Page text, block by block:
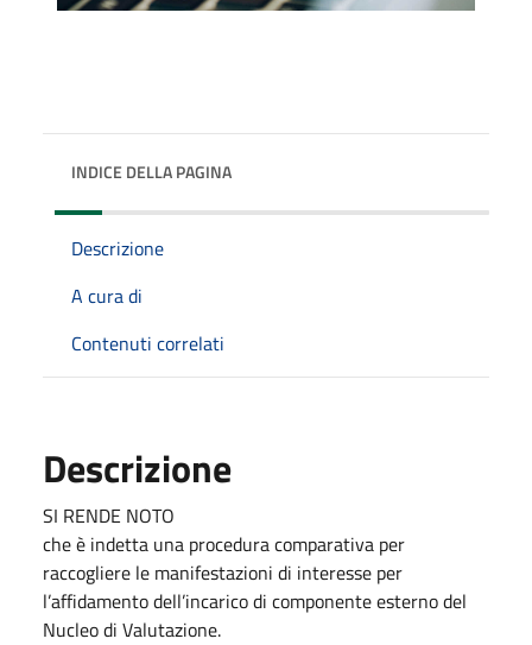
INDICE DELLA PAGINA
Descrizione
A cura di
Contenuti correlati
Descrizione
SI RENDE NOTO
che è indetta una procedura comparativa per
raccogliere le manifestazioni di interesse per
l’affidamento dell’incarico di componente esterno del
Nucleo di Valutazione.